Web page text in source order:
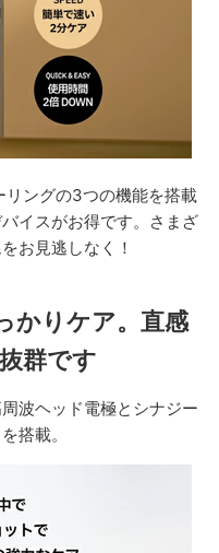
リングの3つの機能を搭載
イスがお得です。さまざ
お見逃しなく！
かりケア。直感
群です
波ヘッド電極とシナジー
搭載。